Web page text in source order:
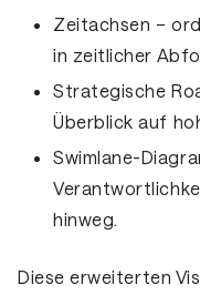
Zeitachsen –
in zeitlicher
Strategische
Überblick auf
Swimlane-
hinweg.
Diese erweiterten